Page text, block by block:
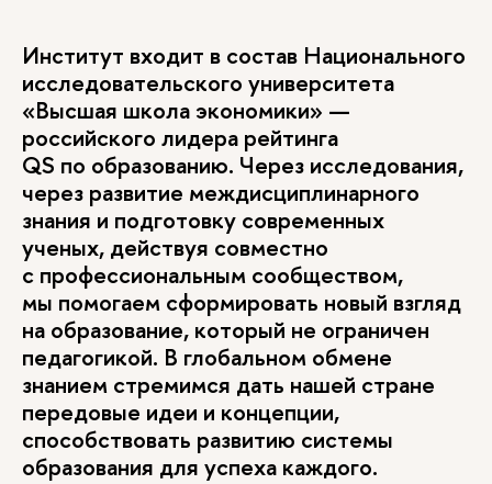
Институт входит в состав Национального
исследовательского университета
«Высшая школа экономики» —
российского лидера рейтинга
QS по образованию. Через исследования,
через развитие междисциплинарного
знания и подготовку современных
ученых, действуя совместно
с профессиональным сообществом,
мы помогаем сформировать новый взгляд
на образование, который не ограничен
педагогикой. В глобальном обмене
знанием стремимся дать нашей стране
передовые идеи и концепции,
способствовать развитию системы
образования для успеха каждого.